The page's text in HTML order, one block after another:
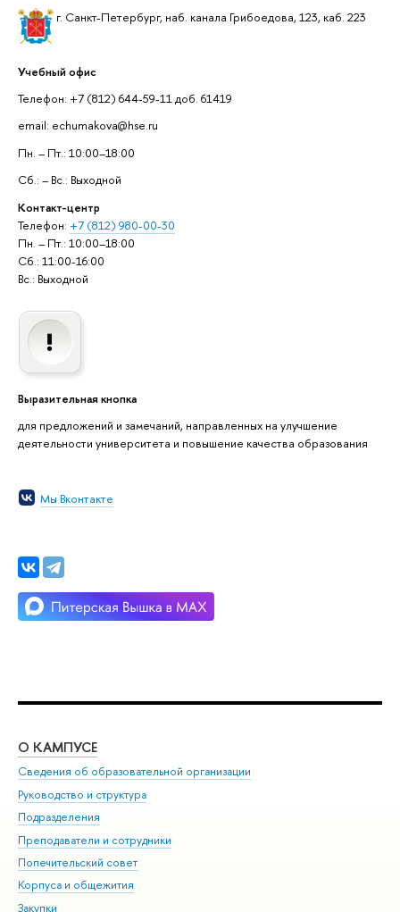
г. Санкт-Петербург, наб. канала Грибоедова, 123, каб. 223
Учебный офис
Телефон: +7 (812) 644-59-11 доб. 61419
email: echumakova@hse.ru
Пн. – Пт.: 10:00–18:00
Сб.: – Вс.: Выходной
Контакт-центр
Телефон: +7 (812) 980-00-30
Пн. – Пт.: 10:00–18:00
Сб.: 11:00-16:00
Вс.: Выходной
Выразительная кнопка
для предложений и замечаний, направленных на улучшение
деятельности университета и повышение качества образования
Мы Вконтакте
О КАМПУСЕ
Сведения об образовательной организации
Руководство и структура
Подразделения
Преподаватели и сотрудники
Попечительский совет
Корпуса и общежития
Закупки